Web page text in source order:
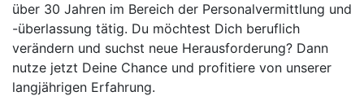
über 30 Jahren im Bereich der Personalvermittlung und
-überlassung tätig. Du möchtest Dich beruflich
verändern und suchst neue Herausforderung? Dann
nutze jetzt Deine Chance und profitiere von unserer
langjährigen Erfahrung.